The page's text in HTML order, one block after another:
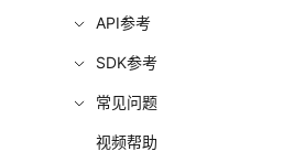
API参考
SDK参考
常见问题
视频帮助